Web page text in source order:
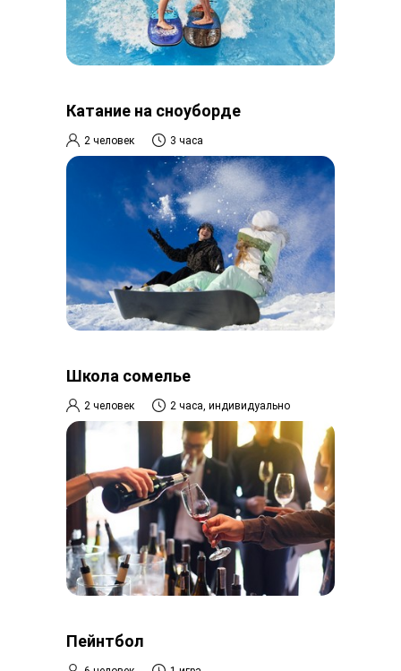
Катание на сноуборде
2 человек 3 часа
Школа сомелье
2 человек 2 часа, индивидуально
Пейнтбол